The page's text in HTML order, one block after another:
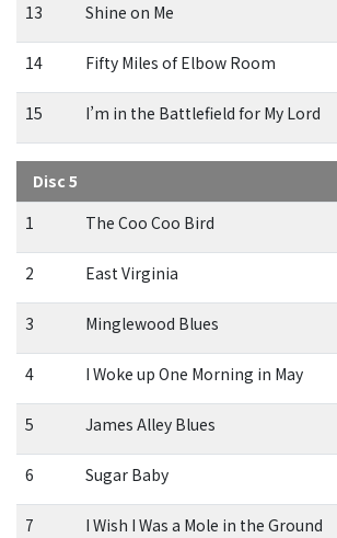
13 Shine on Me
14 Fifty Miles of Elbow Room
15 I’m in the Battlefield for My Lord
Disc 5
1
The Coo Coo Bird
2 East Virginia
3 Minglewood Blues
4 I Woke up One Morning in May
5 James Alley Blues
6 Sugar Baby
7 I Wish I Was a Mole in the Ground